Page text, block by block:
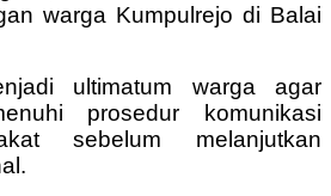
warga Kumpulrejo di Balai
ultimatum warga agar
prosedur komunikasi
sebelum melanjutkan